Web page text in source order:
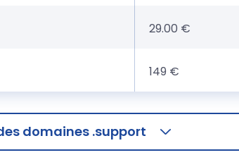
29.00 €
149 €
domaines .support